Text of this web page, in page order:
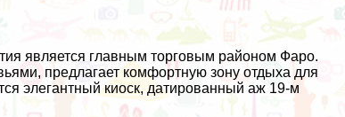
является главным торговым районом Фаро.
предлагает комфортную зону отдыха для
элегантный киоск, датированный аж 19-м